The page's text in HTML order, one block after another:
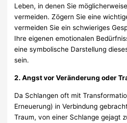
Leben, in denen Sie
vermeiden. Zögern Sie eine
vermeiden Sie ein schwieriges
Ihre eigenen emotionalen
eine symbolische Darstellung
sein.
2. Angst vor Veränderung oder
Da Schlangen oft mit
Erneuerung) in Verbindung
Traum, von einer Schlange gejagt